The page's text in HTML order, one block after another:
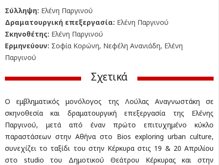
Σύλληψη: Ελένη Παργινού
Δραματουργική επεξεργασία: Ελένη Παργινού
Σκηνοθέτης: Ελένη Παργινού
Ερμηνεύουν: Σοφία Κορώνη, Νεφέλη Ανανιάδη, Ελένη
Παργινού
Σχετικά
O εμβληματικός μονόλογος της Λούλας Αναγνωστάκη σε
σκηνοθεσία και δραματουργική επεξεργασία της Ελένης
Παργινού, μετά από έναν πρώτο επιτυχημένο κύκλο
παραστάσεων στην Αθήνα στο Bios exploring urban culture,
συνεχίζει το ταξίδι του στην Κέρκυρα στις 19 & 20 Απριλίου
στο studio του Δημοτικού Θεάτρου Κέρκυρας και στην